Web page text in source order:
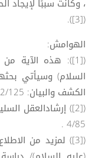
، وكانت سببًا لإيجاد
([3]).
الهوامش:
([1]): هذه الآية من
السلام) وسيأتي
الكشف والبيان: 2/125-126.
4/85 .
([3]) لمزيد من